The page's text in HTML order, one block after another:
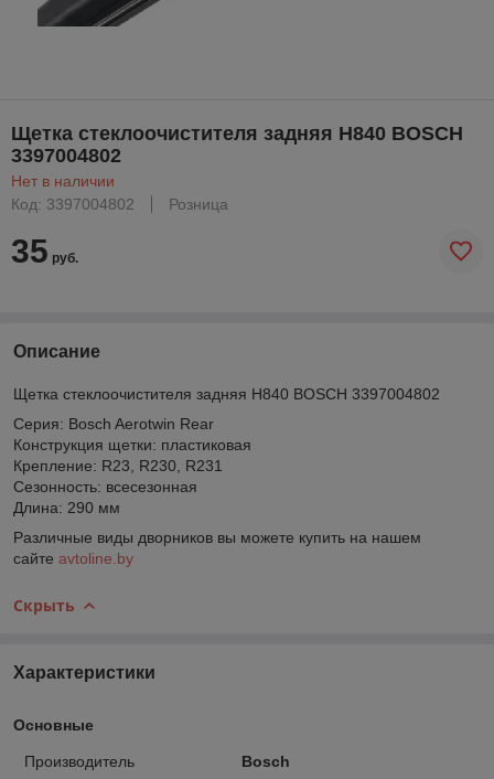
Щетка стеклоочистителя задняя H840 BOSCH
3397004802
Нет в наличии
Код: 3397004802
Розница
35 руб.
Описание
Щетка стеклоочистителя задняя H840 BOSCH 3397004802
Серия: Bosch Aerotwin Rear
Конструкция щетки: пластиковая
Крепление: R23, R230, R231
Сезонность: всесезонная
Длина: 290 мм
Различные виды дворников вы можете купить на нашем
сайте avtoline.by
Скрыть
Характеристики
Основные
Производитель
Bosch